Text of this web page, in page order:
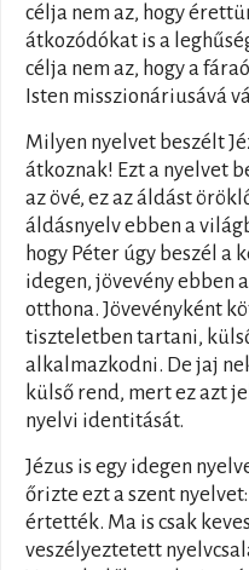
célja nem az, hogy
átkozódókat is a
célja nem az, hogy a
Isten misszionáriusává
Milyen nyelvet beszélt
átkoznak! Ezt a nyelvet
az övé, ez az áldást
áldásnyelv ebben a
hogy Péter úgy beszél a
idegen, jövevény ebben
otthona. Jövevényként
tiszteletben tartani,
alkalmazkodni. De jaj
külső rend, mert ez azt
nyelvi identitását.
Jézus is egy idegen
őrizte ezt a szent
értették. Ma is csak
veszélyeztetett